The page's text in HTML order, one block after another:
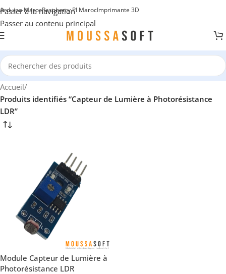
Passer à la navigation
Passer au contenu principal
Arduino MarocRaspberry PI MarocImprimante 3D
Accueil/
Produits identifiés “Capteur de Lumière à Photorésistance
LDR”
Module Capteur de Lumière à
Photorésistance LDR